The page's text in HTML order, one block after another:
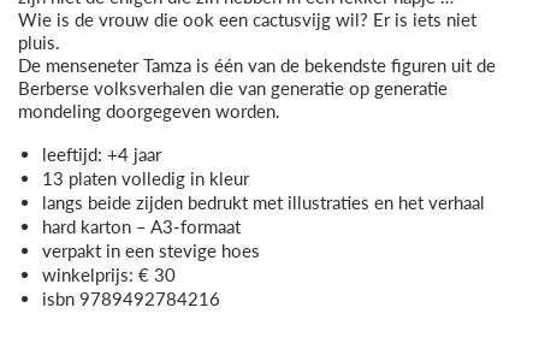
Wie is de vrouw die ook een cactusvijg wil? Er is iets niet
pluis.
De menseneter Tamza is één van de bekendste figuren uit de
Berberse volksverhalen die van generatie op generatie
mondeling doorgegeven worden.
leeftijd: +4 jaar
13 platen volledig in kleur
langs beide zijden bedrukt met illustraties en het verhaal
hard karton – A3-formaat
verpakt in een stevige hoes
winkelprijs: € 30
isbn 9789492784216